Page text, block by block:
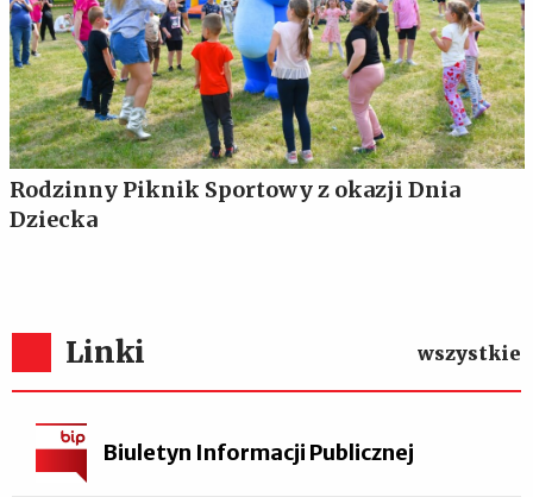
Rodzinny Piknik Sportowy z okazji Dnia
Dziecka
Linki wszystkie
Biuletyn Informacji Publicznej